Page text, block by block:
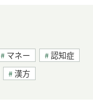
マネー
認知症
漢方